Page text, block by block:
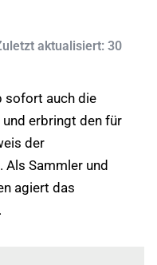
aktualisiert: 30
sofort auch die
erbringt den für
der
Sammler und
agiert das